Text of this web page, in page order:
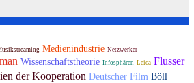
Medienindustrie Netzwerker
Wissenschaftstheorie Infosphären Leica Flusser
der Kooperation Deutscher Film Böll